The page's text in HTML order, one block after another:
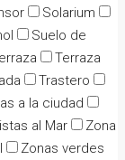
Solarium
Suelo de
Terraza
Trastero
a la ciudad
al Mar
Zona
Zonas verdes